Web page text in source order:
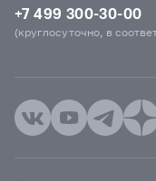
+7 499 300-30-00
(круглосуточно, в